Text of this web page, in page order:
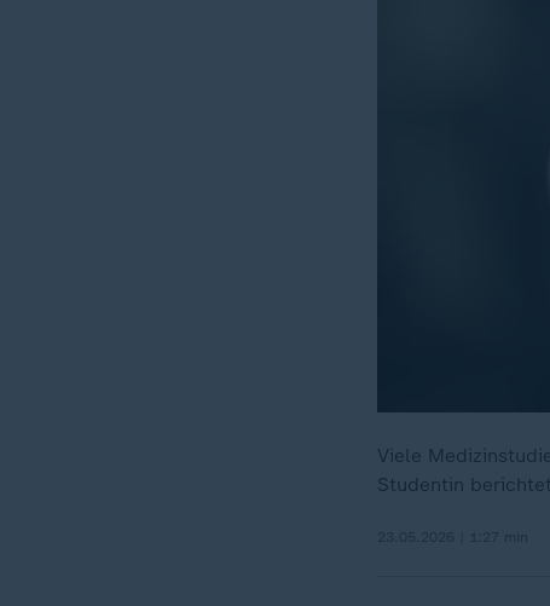
Viele
Studentin